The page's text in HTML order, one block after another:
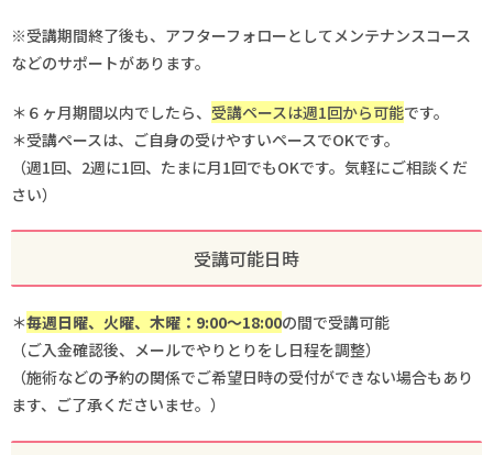
※受講期間終了後も、アフターフォローとしてメンテナンスコース
などのサポートがあります。
＊６ヶ月期間以内でしたら、 受講ペースは週1回から可能です。
＊受講ペースは、ご自身の受けやすいペースでOKです。
（週1回、2週に1回、たまに月1回でもOKです。気軽にご相談くだ
さい）
受講可能日時
＊毎週日曜、火曜、木曜：9:00〜18:00の間で受講可能
（ご入金確認後、メールでやりとりをし日程を調整）
（施術などの予約の関係でご希望日時の受付ができない場合もあり
ます、ご了承くださいませ。）